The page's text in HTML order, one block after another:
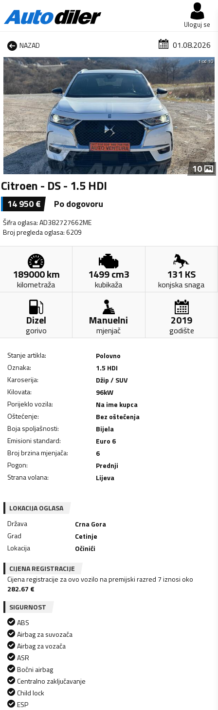
Uloguj se
NAZAD 01.08.2026
1 od 10
10
Citroen - DS - 1.5 HDI
14 950€ Po dogovoru
Šifra oglasa:AD382727662ME
Broj pregleda oglasa:6209
189000km
kilometraža
1499cm3
kubikaža
131 KS
konjska snaga
Dizel
gorivo
Manuelni
mjenjač
2019
godište
Stanje artikla:
Polovno
Oznaka:
1.5 HDI
Karoserija:
Džip / SUV
Kilovata: 96kW
Porijeklo vozila:
Na ime kupca
Oštećenje:
Bez oštećenja
Boja spoljašnosti:
Bijela
Emisioni standard:
Euro 6
Broj brzina mjenjača:
6
Pogon:
Prednji
Strana volana: Lijeva
LOKACIJA OGLASA
Država
Crna Gora
Grad
Cetinje
Lokacija
Očinići
CIJENA REGISTRACIJE
Cijena registracije za ovo vozilo na premijski razred 7 iznosi oko
282.67 €
SIGURNOST
ABS
Airbag za suvozača
Airbag za vozača
ASR
Bočni airbag
Centralno zaključavanje
Child lock
ESP